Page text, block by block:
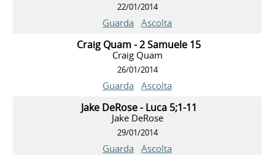
22/01/2014
Guarda Ascolta
Craig Quam - 2 Samuele 15
Craig Quam
26/01/2014
Guarda Ascolta
Jake DeRose - Luca 5;1-11
Jake DeRose
29/01/2014
Guarda Ascolta